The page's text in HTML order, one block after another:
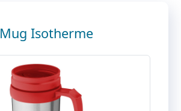
Mug Isotherme